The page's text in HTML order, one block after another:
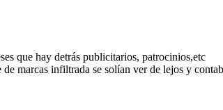
que hay detrás publicitarios, patrocinios,etc
marcas infiltrada se solían ver de lejos y